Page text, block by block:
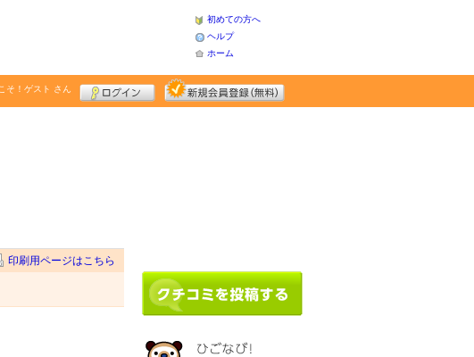
初めての方へ
ヘルプ
ホーム
そ！ ゲスト さん
印刷用ページはこちら